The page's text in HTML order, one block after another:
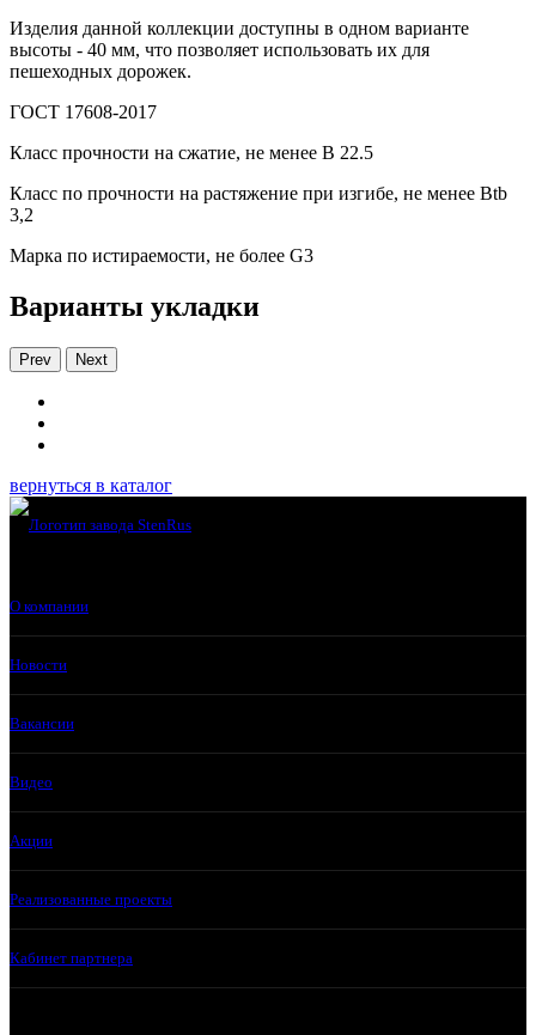
Изделия данной коллекции доступны в одном варианте
высоты - 40 мм, что позволяет использовать их для
пешеходных дорожек.
ГОСТ 17608-2017
Класс прочности на сжатие, не менее В 22.5
Класс по прочности на растяжение при изгибе, не менее Вtb
3,2
Марка по истираемости, не более G3
Варианты укладки
Prev Next
вернуться в каталог
О компании
Новости
Вакансии
Видео
Акции
Реализованные проекты
Кабинет партнера